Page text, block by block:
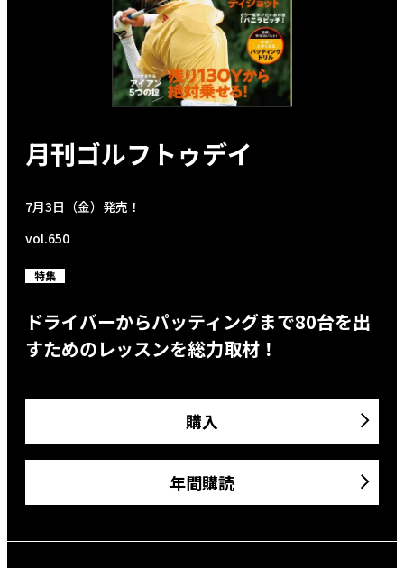
月刊ゴルフトゥデイ
7月3日（金）発売！
vol.650
特集
ドライバーからパッティングまで80台を出
すためのレッスンを総力取材！
購入
年間購読